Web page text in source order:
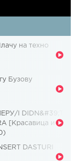
на техно
Бузову
I DIDN&#39;T
[Красавица и
DASTURI